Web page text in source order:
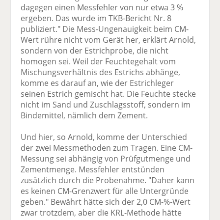
dagegen einen Messfehler von nur etwa 3 %
ergeben. Das wurde im TKB-Bericht Nr. 8
publiziert." Die Mess-Ungenauigkeit beim CM-
Wert rühre nicht vom Gerät her, erklärt Arnold,
sondern von der Estrichprobe, die nicht
homogen sei. Weil der Feuchtegehalt vom
Mischungsverhältnis des Estrichs abhänge,
komme es darauf an, wie der Estrichleger
seinen Estrich gemischt hat. Die Feuchte stecke
nicht im Sand und Zuschlagsstoff, sondern im
Bindemittel, nämlich dem Zement.
Und hier, so Arnold, komme der Unterschied
der zwei Messmethoden zum Tragen. Eine CM-
Messung sei abhängig von Prüfgutmenge und
Zementmenge. Messfehler entstünden
zusätzlich durch die Probenahme. "Daher kann
es keinen CM-Grenzwert für alle Untergründe
geben." Bewährt hätte sich der 2,0 CM-%-Wert
zwar trotzdem, aber die KRL-Methode hätte